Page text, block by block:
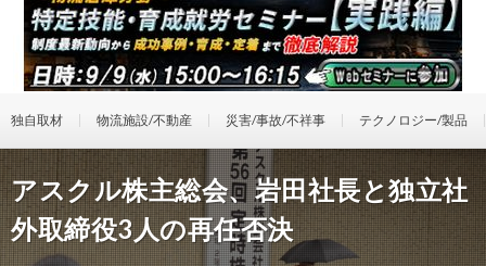
独自取材 物流施設/不動産 災害/事故/不祥事 テクノロジー/製品
アスクル株主総会、岩田社長と独立社
外取締役3人の再任否決